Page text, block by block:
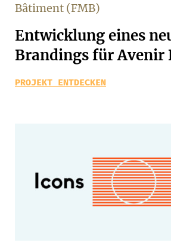
Bâtiment (FMB)
Entwicklung eines
Brandings für Avenir
PROJEKT ENTDECKEN